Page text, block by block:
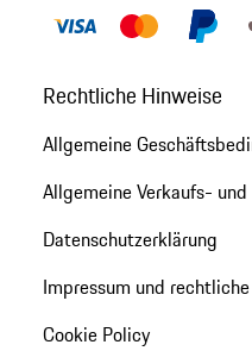
Rechtliche Hinweise
Allgemeine
Allgemeine Verkaufs-
Datenschutzerklärung
Impressum und
Cookie Policy